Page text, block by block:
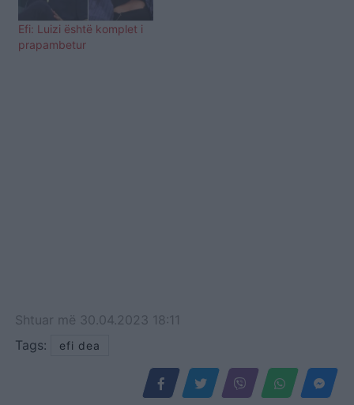
Efi: Luizi është komplet i
prapambetur
Shtuar më 30.04.2023 18:11
Tags:
efi dea